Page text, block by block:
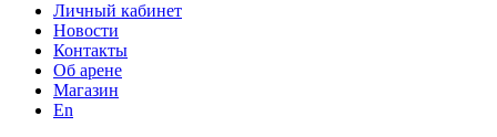
Личный кабинет
Новости
Контакты
Об арене
Магазин
En